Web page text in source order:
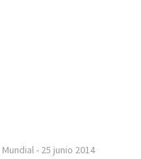
Mundial- 25 junio 2014